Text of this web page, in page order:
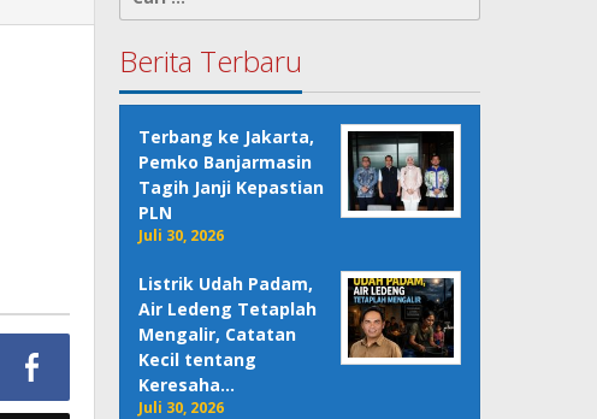
untuk:
Berita Terbaru
Terbang ke Jakarta,
Pemko Banjarmasin
Tagih Janji Kepastian
PLN
Juli 30, 2026
Listrik Udah Padam,
Air Ledeng Tetaplah
Mengalir, Catatan
Kecil tentang
Keresaha…
Juli 30, 2026